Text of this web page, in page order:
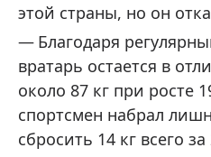
этой страны, но он
Благодаря
вратарь остается в
около 87 кг при росте
спортсмен набрал
сбросить 14 кг всего